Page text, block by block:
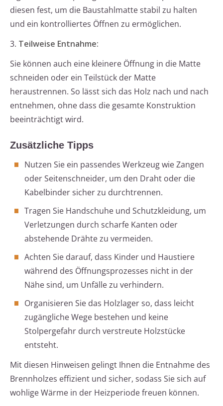
diesen fest, um die Baustahlmatte stabil zu halten
und ein kontrolliertes Öffnen zu ermöglichen.
3. Teilweise Entnahme:
Sie können auch eine kleinere Öffnung in die Matte
schneiden oder ein Teilstück der Matte
heraustrennen. So lässt sich das Holz nach und nach
entnehmen, ohne dass die gesamte Konstruktion
beeinträchtigt wird.
Zusätzliche Tipps
Nutzen Sie ein passendes Werkzeug wie Zangen
oder Seitenschneider, um den Draht oder die
Kabelbinder sicher zu durchtrennen.
Tragen Sie Handschuhe und Schutzkleidung, um
Verletzungen durch scharfe Kanten oder
abstehende Drähte zu vermeiden.
Achten Sie darauf, dass Kinder und Haustiere
während des Öffnungsprozesses nicht in der
Nähe sind, um Unfälle zu verhindern.
Organisieren Sie das Holzlager so, dass leicht
zugängliche Wege bestehen und keine
Stolpergefahr durch verstreute Holzstücke
entsteht.
Mit diesen Hinweisen gelingt Ihnen die Entnahme des
Brennholzes effizient und sicher, sodass Sie sich auf
wohlige Wärme in der Heizperiode freuen können.